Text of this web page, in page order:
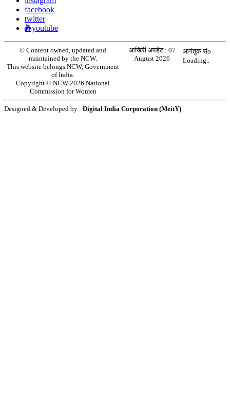
facebook
twitter
youtube
© Content owned, updated and
maintained by the NCW.
This website belongs NCW, Government
of India.
Copyright © NCW 2026 National
Commission for Women
आखिरी अपडेट : 07
August 2026
आगंतुक संo
Loading..
Designed & Developed by : Digital India Corporation (MeitY)